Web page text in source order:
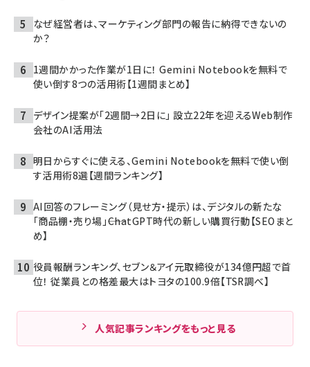
なぜ経営者は、マーケティング部門の報告に納得できないの
か？
1週間かかった作業が1日に！ Gemini Notebookを無料で
使い倒す8つの活用術【1週間まとめ】
デザイン提案が「2週間→2日に」 設立22年を迎えるWeb制作
会社のAI活用法
明日からすぐに使える、Gemini Notebookを無料で使い倒
す活用術8選【週間ランキング】
AI回答のフレーミング（見せ方・提示）は、デジタルの新たな
「商品棚・売り場」――ChatGPT時代の新しい購買行動【SEOまと
め】
役員報酬ランキング、セブン＆アイ元取締役が134億円超で首
位！ 従業員との格差最大はトヨタの100.9倍【TSR調べ】
人気記事ランキングをもっと見る